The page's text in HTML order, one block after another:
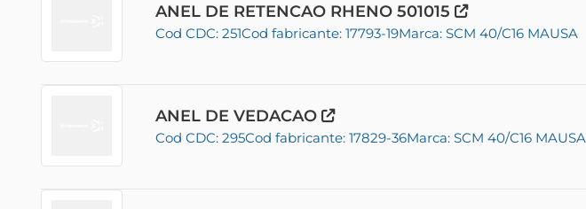
ANEL DE RETENCAO RHENO 501015
Cod CDC: 251Cod fabricante: 17793-19Marca: SCM 40/C16 MAUSA
ANEL DE VEDACAO
Cod CDC: 295Cod fabricante: 17829-36Marca: SCM 40/C16 MAUSA